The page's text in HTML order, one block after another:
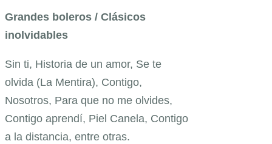
Grandes boleros / Clásicos
inolvidables
Sin ti, Historia de un amor, Se te
olvida (La Mentira), Contigo,
Nosotros, Para que no me olvides,
Contigo aprendí, Piel Canela, Contigo
a la distancia, entre otras.